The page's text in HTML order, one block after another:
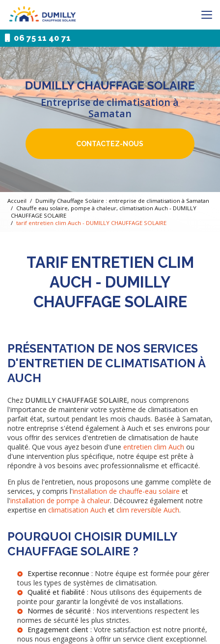
contenu
principal
06 75 11 40 71
Entreprise de climatisation à
Samatan
CONTACTEZ-NOUS
Accueil
Dumilly Chauffage Solaire : entreprise de climatisation à Samatan
Chauffe eau solaire, pompe à chaleur, climatisation Auch - DUMILLY
CHAUFFAGE SOLAIRE
tarif entretien clim Auch - DUMILLY CHAUFFAGE SOLAIRE
TARIF ENTRETIEN CLIM
AUCH - DUMILLY
CHAUFFAGE SOLAIRE
PRÉSENTATION DE NOS SERVICES
D'ENTRETIEN DE CLIMATISATION À
AUCH
Chez DUMILLY CHAUFFAGE SOLAIRE, nous comprenons
l'importance de maintenir votre système de climatisation en
parfait état, surtout pendant les mois chauds. Basée à Samatan,
notre entreprise s'étend également à Auch et ses environs pour
vous offrir des services d'entretien de climatisation de haute
qualité. Que vous ayez besoin d'une entretien clim Auch ou
d'une intervention plus spécifique, notre équipe est prête à
répondre à vos besoins avec professionnalisme et efficacité.
En plus de l'entretien, nous proposons une gamme complète de
services, y compris l'installation de chauffe-eau solaire et
l'installation de pompe à chaleur. Découvrez également notre
expertise en climatisation Auch et clim reversible Auch.
POURQUOI CHOISIR DUMILLY
CHAUFFAGE SOLAIRE ?
Expertise reconnue : Notre équipe est formée pour gérer
tous les types de systèmes de climatisation.
Qualité et fiabilité : Nous utilisons des équipements de
pointe pour garantir la longévité de vos installations.
Normes de sécurité : Nos interventions respectent les
normes de sécurité les plus strictes.
Engagement client : Votre satisfaction est notre priorité,
nous nous engageons à offrir un service client exceptionnel.